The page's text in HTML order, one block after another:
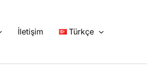
İletişim Türkçe